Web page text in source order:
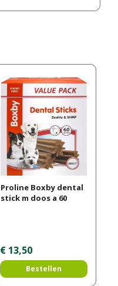
Proline Boxby dental
stick m doos a 60
€ 13,50
Bestellen